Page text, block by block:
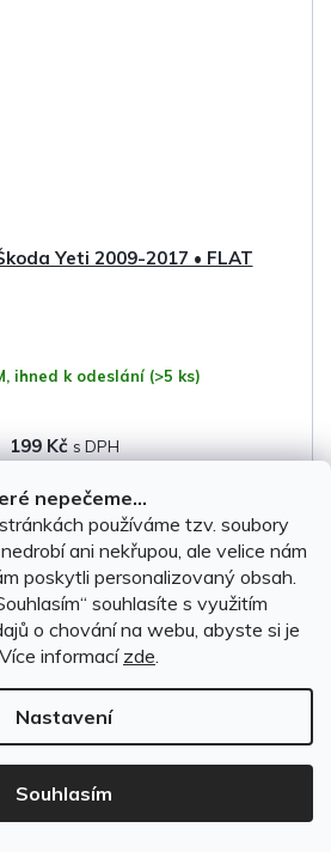
nepečeme...
používáme tzv. soubory
ani nekřupou, ale velice nám
poskytli personalizovaný obsah.
souhlasíte s využitím
o chování na webu, abyste si je
Více informací zde.
Nastavení
Souhlasím
Yeti 2009-2017 • FLAT
ihned k odeslání (>5 ks)
199 Kč
DO KOŠÍKU